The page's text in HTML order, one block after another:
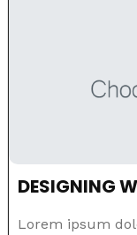
DESIGNING
Lorem ipsum